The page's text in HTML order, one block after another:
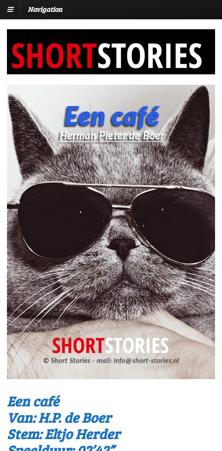
Navigation
Een café
Van: H.P. de Boer
Stem: Eltjo Herder